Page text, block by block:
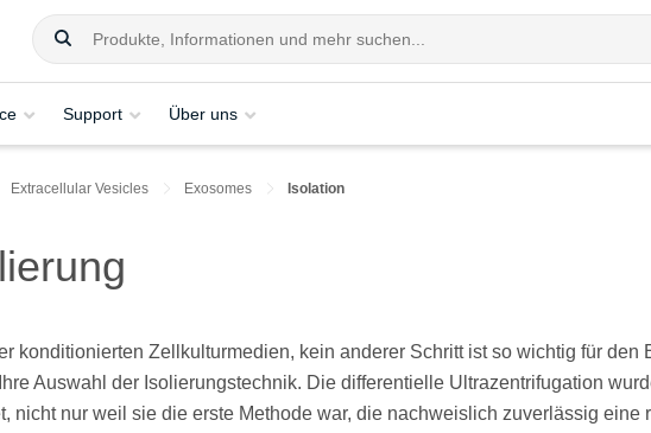
Support Über uns
Extracellular Vesicles Exosomes Isolation
konditionierten Zellkulturmedien, kein anderer Schritt ist so wichtig für den
Auswahl der Isolierungstechnik. Die differentielle Ultrazentrifugation
nicht nur weil sie die erste Methode war, die nachweislich zuverlässig eine